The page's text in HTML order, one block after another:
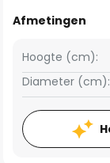
Afmetingen
Hoogte (cm):
Diameter (cm):